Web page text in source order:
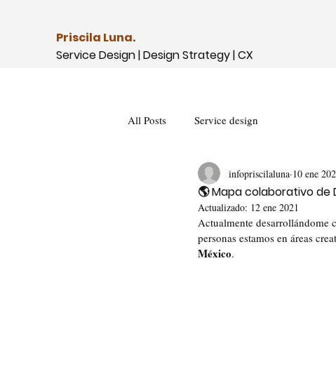
Priscila Luna.
Service Design | Design Strategy | CX
All Posts Service design
🌎 Mapa colaborativo de
infopriscilaluna 10 ene
Actualizado: 12 ene 2021
Actualmente desarrollándome
personas estamos en áreas
México.